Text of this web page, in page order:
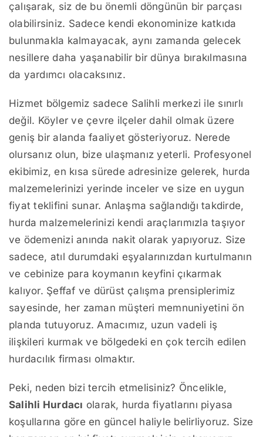
çalışarak, siz de bu önemli döngünün bir parçası
olabilirsiniz. Sadece kendi ekonominize katkıda
bulunmakla kalmayacak, aynı zamanda gelecek
nesillere daha yaşanabilir bir dünya bırakılmasına
da yardımcı olacaksınız.
Hizmet bölgemiz sadece Salihli merkezi ile sınırlı
değil. Köyler ve çevre ilçeler dahil olmak üzere
geniş bir alanda faaliyet gösteriyoruz. Nerede
olursanız olun, bize ulaşmanız yeterli. Profesyonel
ekibimiz, en kısa sürede adresinize gelerek, hurda
malzemelerinizi yerinde inceler ve size en uygun
fiyat teklifini sunar. Anlaşma sağlandığı takdirde,
hurda malzemelerinizi kendi araçlarımızla taşıyor
ve ödemenizi anında nakit olarak yapıyoruz. Size
sadece, atıl durumdaki eşyalarınızdan kurtulmanın
ve cebinize para koymanın keyfini çıkarmak
kalıyor. Şeffaf ve dürüst çalışma prensiplerimiz
sayesinde, her zaman müşteri memnuniyetini ön
planda tutuyoruz. Amacımız, uzun vadeli iş
ilişkileri kurmak ve bölgedeki en çok tercih edilen
hurdacılık firması olmaktır.
Peki, neden bizi tercih etmelisiniz? Öncelikle,
Salihli Hurdacı olarak, hurda fiyatlarını piyasa
koşullarına göre en güncel haliyle belirliyoruz. Size